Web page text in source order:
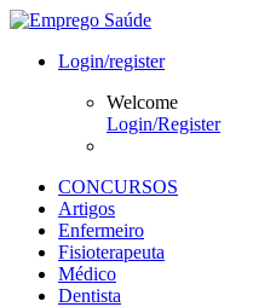
Login/register
Welcome
Login/Register
CONCURSOS
Artigos
Enfermeiro
Fisioterapeuta
Médico
Dentista